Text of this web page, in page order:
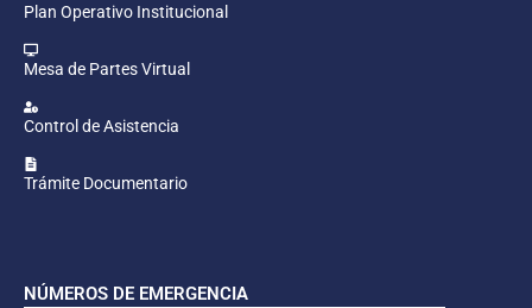
Plan Operativo Institucional
Mesa de Partes Virtual
Control de Asistencia
Trámite Documentario
NÚMEROS DE EMERGENCIA